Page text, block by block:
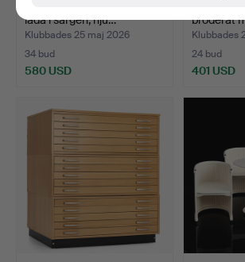
låda i sargen, hju…
Klubbades 25 maj 2026
34 bud
580 USD
broderat
Klubbades
24 bud
401 USD